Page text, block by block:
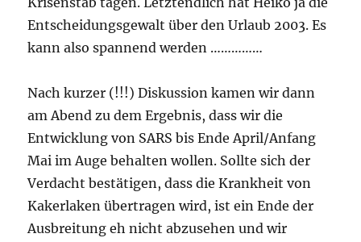
Entscheidungsgewalt über den Urlaub 2003. Es
kann also spannend werden ……………
Nach kurzer (!!!) Diskussion kamen wir dann
am Abend zu dem Ergebnis, dass wir die
Entwicklung von SARS bis Ende April/Anfang
Mai im Auge behalten wollen. Sollte sich der
Verdacht bestätigen, dass die Krankheit von
Kakerlaken übertragen wird, ist ein Ende der
Ausbreitung eh nicht abzusehen und wir